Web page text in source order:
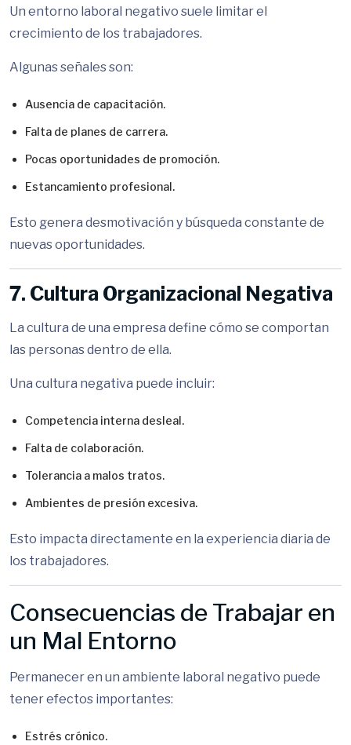
Un entorno laboral negativo suele limitar el
crecimiento de los trabajadores.
Algunas señales son:
Ausencia de capacitación.
Falta de planes de carrera.
Pocas oportunidades de promoción.
Estancamiento profesional.
Esto genera desmotivación y búsqueda constante de
nuevas oportunidades.
7. Cultura Organizacional Negativa
La cultura de una empresa define cómo se comportan
las personas dentro de ella.
Una cultura negativa puede incluir:
Competencia interna desleal.
Falta de colaboración.
Tolerancia a malos tratos.
Ambientes de presión excesiva.
Esto impacta directamente en la experiencia diaria de
los trabajadores.
Consecuencias de Trabajar en
un Mal Entorno
Permanecer en un ambiente laboral negativo puede
tener efectos importantes:
Estrés crónico.